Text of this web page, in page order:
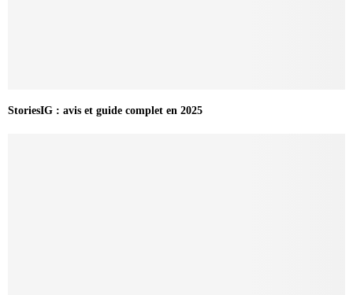
StoriesIG : avis et guide complet en 2025